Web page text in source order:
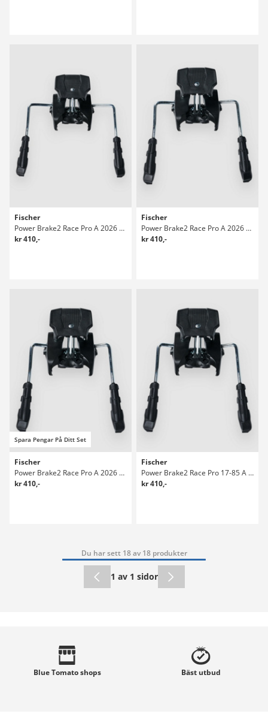
Fischer
Power Brake2 Race Pro A 2026 Skidbindningar
kr 410,-
Fischer
Power Brake2 Race Pro A 2026 Skidbindningar
kr 410,-
Spara Pengar På Ditt Set
Fischer
Power Brake2 Race Pro A 2026 Skidbindningar
kr 410,-
Fischer
Power Brake2 Race Pro 17-85 A 2026 Skidbindningar
kr 410,-
Du har sett 18 av 18 produkter
1 av 1 sidor
Blue Tomatoshops Bäst utbud